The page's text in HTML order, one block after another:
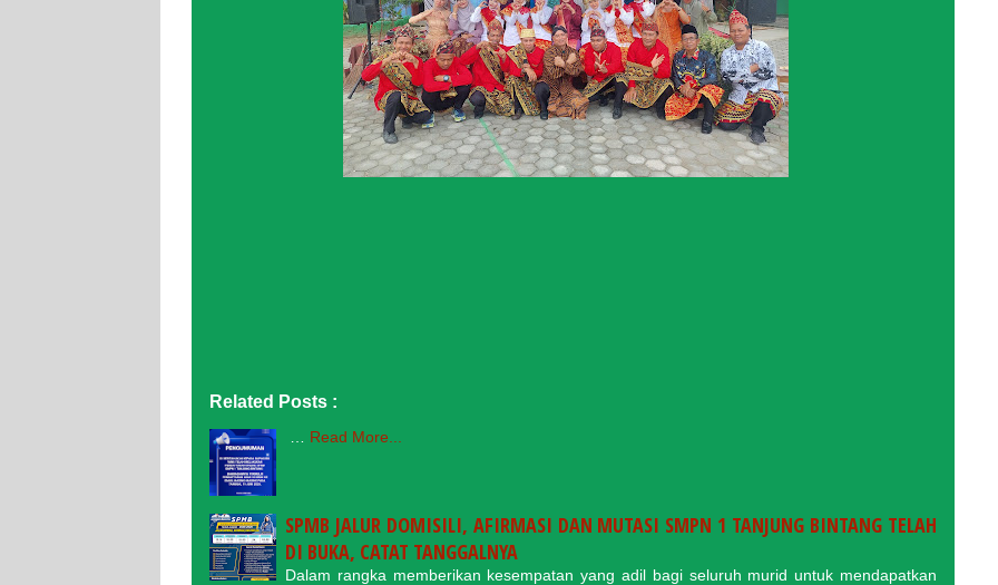
Related Posts :
… Read More...
SPMB JALUR DOMISILI, AFIRMASI DAN MUTASI SMPN 1 TANJUNG BINTANG TELAH
DI BUKA, CATAT TANGGALNYA
Dalam rangka memberikan kesempatan yang adil bagi seluruh murid untuk mendapatkan